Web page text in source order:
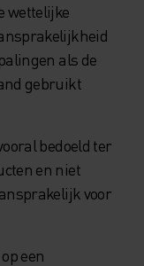
wettelijke
als de
gebruikt
bedoeld ter
en niet
voor
een